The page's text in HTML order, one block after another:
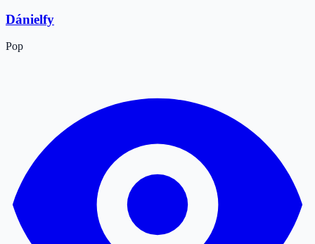
Dánielfy
Pop